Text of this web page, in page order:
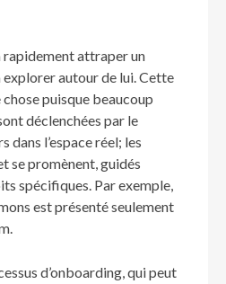
rapidement attraper un
autour de lui. Cette
puisque beaucoup
déclenchées par le
dans l’espace réel; les
se promènent, guidés
spécifiques. Par exemple,
est présenté seulement
d’onboarding, qui peut